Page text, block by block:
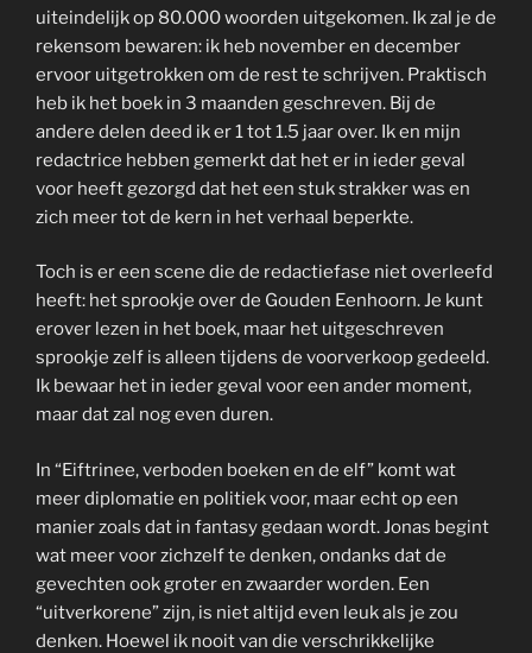
uiteindelijk op 80.000 woorden uitgekomen. Ik zal je de
rekensom bewaren: ik heb november en december
ervoor uitgetrokken om de rest te schrijven. Praktisch
heb ik het boek in 3 maanden geschreven. Bij de
andere delen deed ik er 1 tot 1.5 jaar over. Ik en mijn
redactrice hebben gemerkt dat het er in ieder geval
voor heeft gezorgd dat het een stuk strakker was en
zich meer tot de kern in het verhaal beperkte.
Toch is er een scene die de redactiefase niet overleefd
heeft: het sprookje over de Gouden Eenhoorn. Je kunt
erover lezen in het boek, maar het uitgeschreven
sprookje zelf is alleen tijdens de voorverkoop gedeeld.
Ik bewaar het in ieder geval voor een ander moment,
maar dat zal nog even duren.
In “Eiftrinee, verboden boeken en de elf” komt wat
meer diplomatie en politiek voor, maar echt op een
manier zoals dat in fantasy gedaan wordt. Jonas begint
wat meer voor zichzelf te denken, ondanks dat de
gevechten ook groter en zwaarder worden. Een
“uitverkorene” zijn, is niet altijd even leuk als je zou
denken. Hoewel ik nooit van die verschrikkelijke